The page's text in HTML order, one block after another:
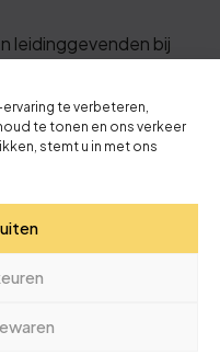
te verbeteren,
te tonen en ons verkeer
stemt u in met ons
leidinggevenden bij
van personeel
manieren te